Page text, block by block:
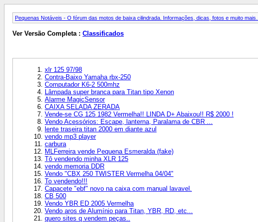
Pequenas Notáveis - O fórum das motos de baixa cilindrada. Informações, dicas, fotos e muito mais...
Ver Versão Completa : Classificados
xlr 125 97/98
Contra-Baixo Yamaha rbx-250
Computador K6-2 500mhz
Lâmpada super branca para Titan tipo Xenon
Alarme MagicSensor
CAIXA SELADA ZERADA
Vende-se CG 125 1982 Vermelha!! LINDA D+ Abaixou!! R$ 2000 !
Vendo Acessórios: Escape, lanterna, Paralama de CBR ...
lente traseira titan 2000 em diante azul
vendo mp3 player
carbura
MLFerreira vende Pequena Esmeralda (fake)
Tô vendendo minha XLR 125
vendo memoria DDR
Vendo "CBX 250 TWISTER Vermelha 04/04"
To vendendo!!!
Capacete "ebf" novo na caixa com manual lavavel.
CB 500
Vendo YBR ED 2005 Vermelha
Vendo aros de Alumínio para Titan, YBR, RD, etc...
quero sites q vendem peças..